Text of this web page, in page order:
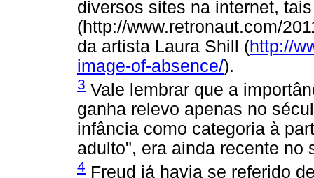
diversos sites na internet,
(http://www.retronaut.com/
da artista Laura Shill (http://
image-of-absence/).
3 Vale lembrar que a
ganha relevo apenas no
infância como categoria à
adulto", era ainda recente no
4 Freud já havia se referido